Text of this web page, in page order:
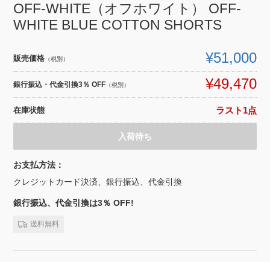
OFF-WHITE（オフホワイト） OFF-
WHITE BLUE COTTON SHORTS
販売価格 （税別） ¥51,000
銀行振込・代金引換3％ OFF （税別） ¥49,470
在庫状態 ラスト1点
入荷待ち
お支払方法：
クレジットカード決済、銀行振込、代金引換
銀行振込、代金引換は3％ OFF!
送料無料